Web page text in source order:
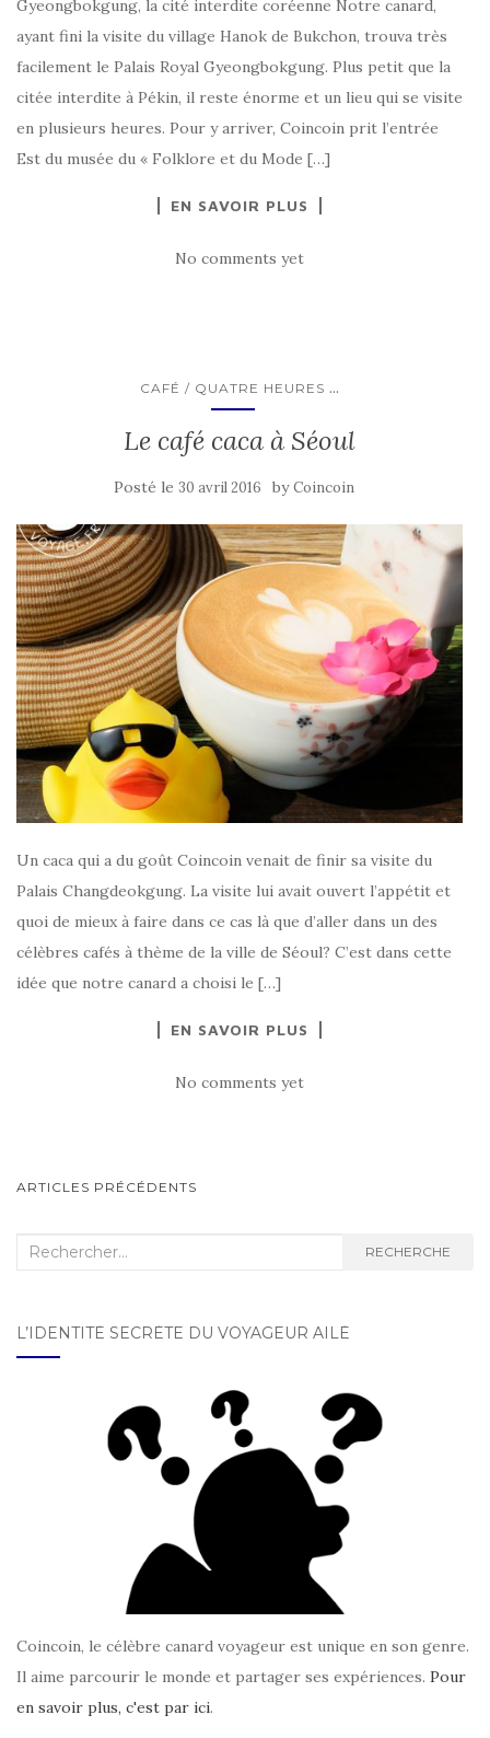
Gyeongbokgung, la cité interdite coréenne Notre canard,
ayant fini la visite du village Hanok de Bukchon, trouva très
facilement le Palais Royal Gyeongbokgung. Plus petit que la
citée interdite à Pékin, il reste énorme et un lieu qui se visite
en plusieurs heures. Pour y arriver, Coincoin prit l’entrée
Est du musée du « Folklore et du Mode […]
EN SAVOIR PLUS
No comments yet
CAFÉ / QUATRE HEURES ...
Le café caca à Séoul
Posté le 30 avril 2016 byCoincoin
Un caca qui a du goût Coincoin venait de finir sa visite du
Palais Changdeokgung. La visite lui avait ouvert l’appétit et
quoi de mieux à faire dans ce cas là que d’aller dans un des
célèbres cafés à thème de la ville de Séoul? C’est dans cette
idée que notre canard a choisi le […]
EN SAVOIR PLUS
No comments yet
ARTICLES
ARTICLES PRÉCÉDENTS
Recherche : RECHERCHE
L’IDENTITÉ SECRÈTE DU VOYAGEUR AILÉ
Coincoin, le célèbre canard voyageur est unique en son genre.
Il aime parcourir le monde et partager ses expériences. Pour
en savoir plus, c'est par ici.